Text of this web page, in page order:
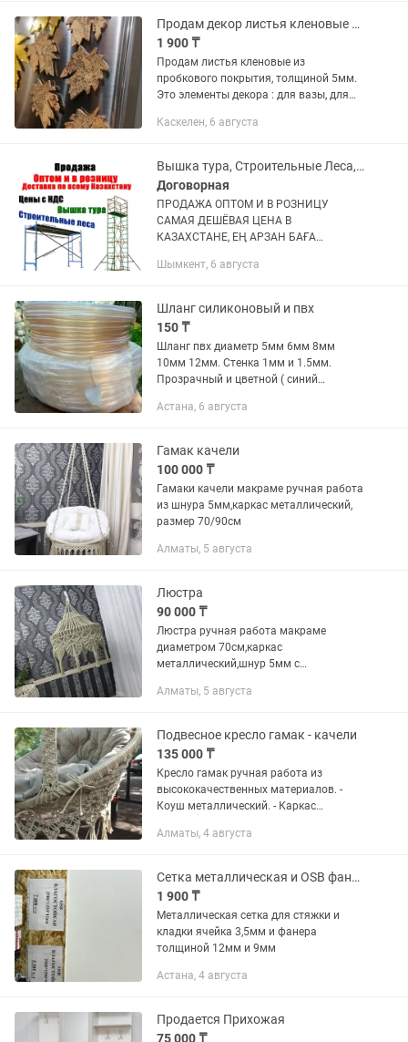
Продам декор листья кленовые для дома/интерьера
1 900 ₸
Продам листья кленовые из
пробкового покрытия, толщиной 5мм.
Это элементы декора : для вазы, для
большие длина 7,5см и маленькие
Каскелен, 6 августа
Вышка тура, Строительные Леса, леса на колесах
Договорная
ПРОДАЖА ОПТОМ И В РОЗНИЦУ
САМАЯ ДЕШЁВАЯ ЦЕНА В
КАЗАХСТАНЕ, ЕҢ АРЗАН БАҒА
ЛРСП-60 Производства (РОССИЯ
СЕРТИФИКАТЫ ПАСПОРТА, ИМЕЮТСЯ,
Шымкент, 6 августа
Шланг силиконовый и пвх
150 ₸
Шланг пвх диаметр 5мм 6мм 8мм
10мм 12мм. Стенка 1мм и 1.5мм.
Прозрачный и цветной ( синий
силикона. Нейтральный к агрессивным
10мм 12мм....
Астана, 6 августа
Гамак качели
100 000 ₸
Гамаки качели макраме ручная работа
из шнура 5мм,каркас металлический,
размер 70/90см
Алматы, 5 августа
Люстра
90 000 ₸
Люстра ручная работа макраме
диаметром 70см,каркас
металлический,шнур 5мм с
Алматы, 5 августа
Подвесное кресло гамак - качели
135 000 ₸
Кресло гамак ручная работа из
высококачественных материалов. -
Коуш металлический. - Каркас
90см. - Гамаковый шнур со
-Подушки из...
Алматы, 4 августа
Сетка металлическая и OSB фанера
1 900 ₸
Металлическая сетка для стяжки и
кладки ячейка 3,5мм и фанера
толщиной 12мм и 9мм
Астана, 4 августа
Продается Прихожая
75 000 ₸